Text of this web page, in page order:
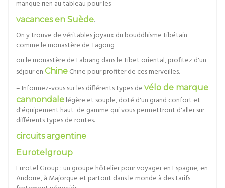
manque rien au tableau pour les
vacances en Suède.
On y trouve de véritables joyaux du bouddhisme tibétain
comme le monastère de Tagong
ou le monastère de Labrang dans le Tibet oriental, profitez d'un
séjour en Chine Chine pour profiter de ces merveilles.
– Informez-vous sur les différents types de vélo de marque
cannondale légère et souple, doté d'un grand confort et
d'équipement haut de gamme qui vous permettront d'aller sur
différents types de routes.
circuits argentine
Eurotelgroup
Eurotel Group : un groupe hôtelier pour voyager en Espagne, en
Andorre, à Majorque et partout dans le monde à des tarifs